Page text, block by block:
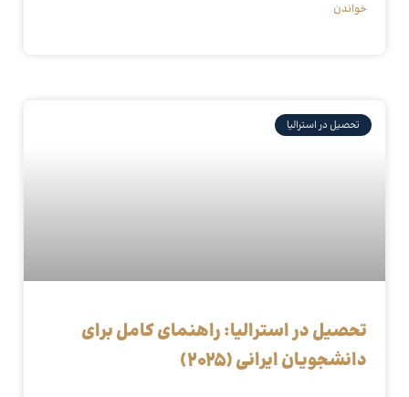
خواندن
تحصیل در استرالیا
تحصیل در استرالیا: راهنمای کامل برای
دانشجویان ایرانی (2025)